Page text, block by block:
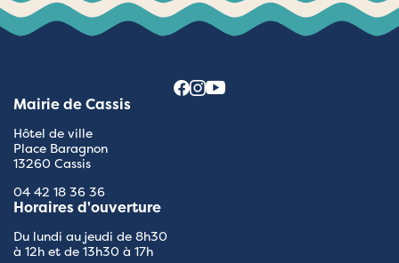
Mairie de Cassis
Hôtel de ville
Place Baragnon
13260 Cassis
04 42 18 36 36
Horaires d'ouverture
Du lundi au jeudi de 8h30
à 12h et de 13h30 à 17h